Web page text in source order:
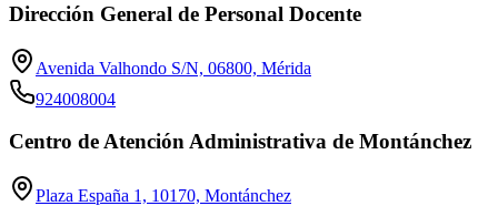
Dirección General de Personal Docente
Avenida Valhondo S/N, 06800, Mérida
924008004
Centro de Atención Administrativa de Montánchez
Plaza España 1, 10170, Montánchez